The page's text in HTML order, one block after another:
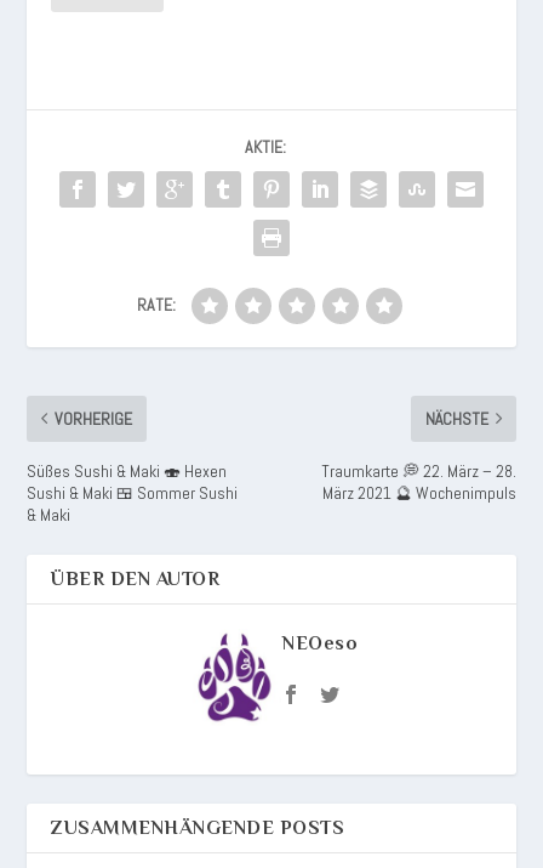
AKTIE:
RATE:
VORHERIGE
Süßes Sushi & Maki 🍣 Hexen
Sushi & Maki 🍱 Sommer Sushi
& Maki
NÄCHSTE
Traumkarte 💭 22. März – 28.
März 2021 🔮 Wochenimpuls
ÜBER DEN AUTOR
NEOeso
ZUSAMMENHÄNGENDE POSTS